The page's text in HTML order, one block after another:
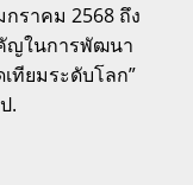
กราคม 2568 ถึง
ญในการพัฒนา
ทียมระดับโลก”
.